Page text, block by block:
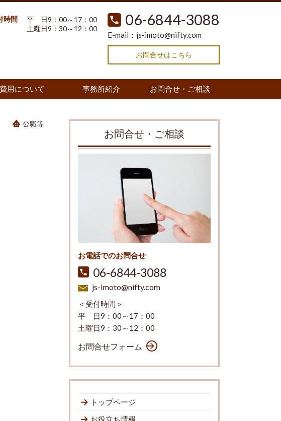
時間
平 日9：00～17：00
土曜日9：30～12：00
06-6844-3088
E-mail： js-imoto@nifty.com
お問合せはこちら
費用について 事務所紹介 お問合せ・ご相談
公職等
お問合せ・ご相談
お電話でのお問合せ
06-6844-3088
js-imoto@nifty.com
＜受付時間＞
平 日9：00～17：00
土曜日9：30～12：00
お問合せフォーム
トップページ
お役立ち情報